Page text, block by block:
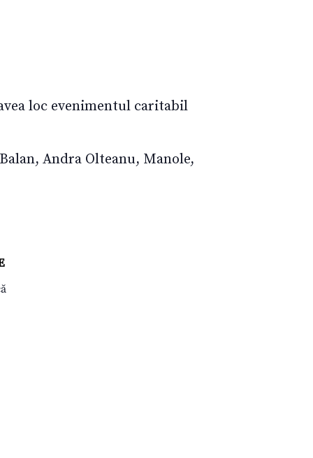
loc evenimentul caritabil
Andra Olteanu, Manole,